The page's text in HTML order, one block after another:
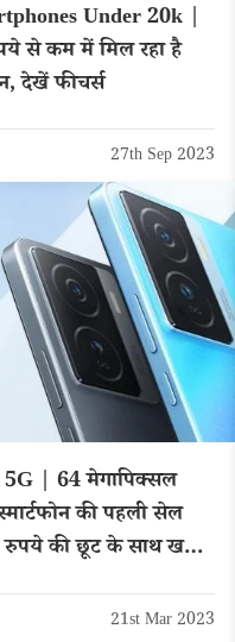
Under 20k |
से कम में मिल रहा है
देखें फीचर्स
27th Sep 2023
| 64 मेगापिक्सल
की पहली सेल
की छूट के साथ खरीदें
21st Mar 2023